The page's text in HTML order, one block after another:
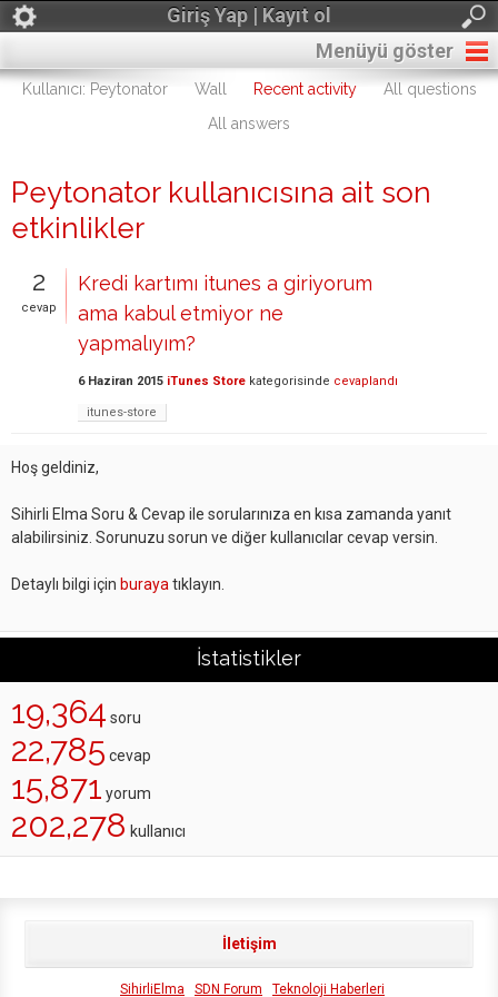
Giriş Yap | Kayıt ol
Menüyü göster
Kullanıcı: Peytonator Wall Recent activity
All questions
All answers
Peytonator kullanıcısına ait son
etkinlikler
2
cevap
Kredi kartımı itunes a giriyorum
ama kabul etmiyor ne
yapmalıyım?
6 Haziran 2015 iTunes Store kategorisinde cevaplandı
itunes-store
Hoş geldiniz,
Sihirli Elma Soru & Cevap ile sorularınıza en kısa zamanda yanıt
alabilirsiniz. Sorunuzu sorun ve diğer kullanıcılar cevap versin.
Detaylı bilgi için buraya tıklayın.
İstatistikler
19,364 soru
22,785 cevap
15,871 yorum
202,278 kullanıcı
İletişim
SihirliElma SDN Forum Teknoloji Haberleri